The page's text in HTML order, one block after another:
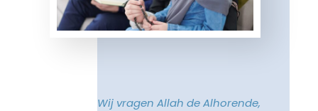
Wij vragen Allah de Alhorende,